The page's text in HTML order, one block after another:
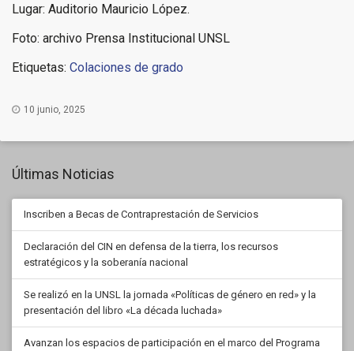
Lugar: Auditorio Mauricio López.
Foto: archivo Prensa Institucional UNSL
Etiquetas: Colaciones de grado
10 junio, 2025
Últimas Noticias
Inscriben a Becas de Contraprestación de Servicios
Declaración del CIN en defensa de la tierra, los recursos
estratégicos y la soberanía nacional
Se realizó en la UNSL la jornada «Políticas de género en red» y la
presentación del libro «La década luchada»
Avanzan los espacios de participación en el marco del Programa